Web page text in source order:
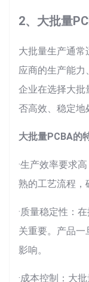
2、大批量
大批量生产通
应商的生产能力
企业在选择大批
否高效、稳定地
大批量PCBA的
·生产效率要求
熟的工艺流程，
·质量稳定性：
关重要。产品
影响。
·成本控制：大